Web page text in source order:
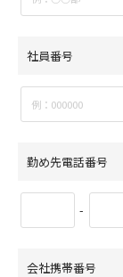
社員番号
勤め先電話番号
-
会社携帯番号